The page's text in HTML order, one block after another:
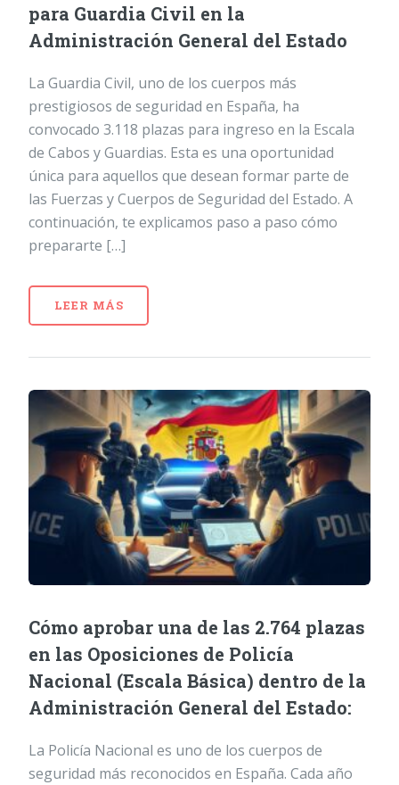
para Guardia Civil en la
Administración General del Estado
La Guardia Civil, uno de los cuerpos más
prestigiosos de seguridad en España, ha
convocado 3.118 plazas para ingreso en la Escala
de Cabos y Guardias. Esta es una oportunidad
única para aquellos que desean formar parte de
las Fuerzas y Cuerpos de Seguridad del Estado. A
continuación, te explicamos paso a paso cómo
prepararte […]
LEER MÁS
Cómo aprobar una de las 2.764 plazas
en las Oposiciones de Policía
Nacional (Escala Básica) dentro de la
Administración General del Estado:
La Policía Nacional es uno de los cuerpos de
seguridad más reconocidos en España. Cada año